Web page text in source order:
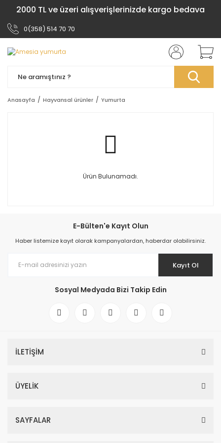
2000 TL ve üzeri alışverişlerinizde kargo bedava
0(358) 514 70 70
Anasayfa Hayvansal ürünler Yumurta
Ürün Bulunamadı.
E-Bülten'e Kayıt Olun
Haber listemize kayıt olarak kampanyalardan, haberdar olabilirsiniz.
Kayıt Ol
Sosyal Medyada Bizi Takip Edin
İLETİŞİM
ÜYELİK
SAYFALAR